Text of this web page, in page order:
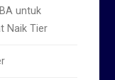
untuk
Naik Tier